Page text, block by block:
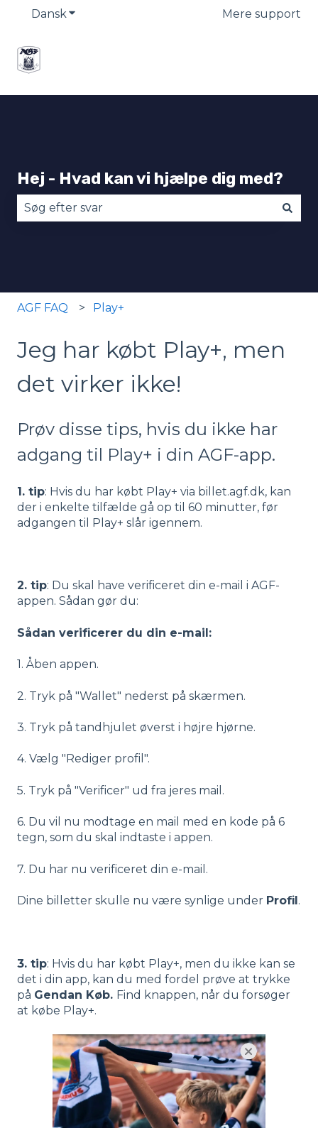
DanskVis undermenu for oversættelserMere support
Hej - Hvad kan vi hjælpe dig med?
AGF FAQ Play+
Jeg har købt Play+, men
det virker ikke!
Prøv disse tips, hvis du ikke har
adgang til Play+ i din AGF-app.
1. tip: Hvis du har købt Play+ via billet.agf.dk, kan
der i enkelte tilfælde gå op til 60 minutter, før
adgangen til Play+ slår igennem.
2. tip: Du skal have verificeret din e-mail i AGF-
appen. Sådan gør du:
Sådan verificerer du din e-mail:
1. Åben appen.
2. Tryk på "Wallet" nederst på skærmen.
3. Tryk på tandhjulet øverst i højre hjørne.
4. Vælg "Rediger profil".
5. Tryk på "Verificer" ud fra jeres mail.
6. Du vil nu modtage en mail med en kode på 6
tegn, som du skal indtaste i appen.
7. Du har nu verificeret din e-mail.
Dine billetter skulle nu være synlige under Profil.
3. tip: Hvis du har købt Play+, men du ikke kan se
det i din app, kan du med fordel prøve at trykke
på Gendan Køb. Find knappen, når du forsøger
at købe Play+.